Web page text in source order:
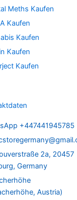
Meths Kaufen
Kaufen
Kaufen
Kaufen
Kaufen
+447441945785
2a, 20457
Germany
Austria)